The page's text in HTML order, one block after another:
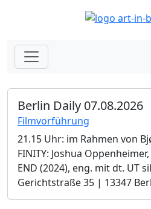
Berlin Daily 07.08.2026
Filmvorführung
21.15 Uhr: im Rahmen von
FINITY: Joshua
END (2024), eng. mit dt. UT
Gerichtstraße 35 | 13347